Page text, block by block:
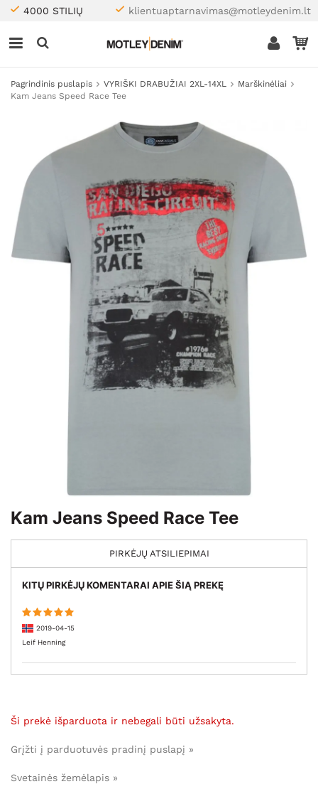
4000 STILIŲ klientuaptarnavimas@motleydenim.lt
Pagrindinis puslapis VYRIŠKI DRABUŽIAI 2XL-14XL
Marškinėliai
Kam Jeans Speed Race Tee
Kam Jeans Speed Race Tee
PIRKĖJŲ ATSILIEPIMAI
KITŲ PIRKĖJŲ KOMENTARAI APIE ŠIĄ PREKĘ
2019-04-15
Leif Henning
Ši prekė išparduota ir nebegali būti užsakyta.
Grįžti į parduotuvės pradinį puslapį »
Svetainės žemėlapis »